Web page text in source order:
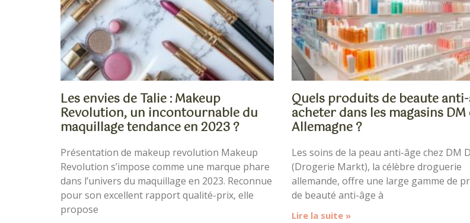
Les envies de Talie : Makeup
Revolution, un incontournable du
maquillage tendance en 2023 ?
Présentation de makeup revolution Makeup
Revolution s’impose comme une marque phare
dans l’univers du maquillage en 2023. Reconnue
pour son excellent rapport qualité-prix, elle
propose
Quels produits de beaute
acheter dans les magasins DM
Allemagne ?
Les soins de la peau anti-âge chez DM
(Drogerie Markt), la célèbre droguerie
allemande, offre une large gamme de
de beauté anti-âge à
Lire la suite »